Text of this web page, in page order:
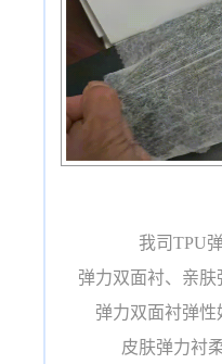
我司TPU
弹力双面衬、亲
弹力双面衬弹性
皮肤弹力衬